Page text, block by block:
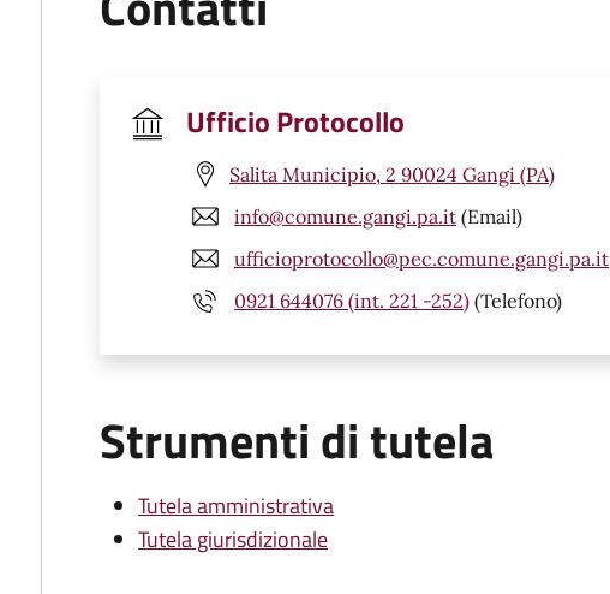
Ufficio Protocollo
Salita Municipio, 2 90024 Gangi (PA)
info@comune.gangi.pa.it (Email)
ufficioprotocollo@pec.comune.gangi.pa.it
0921 644076 (int. 221 -252) (Telefono)
Strumenti di tutela
Tutela amministrativa
Tutela giurisdizionale